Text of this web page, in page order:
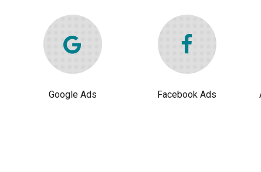
Google Ads Facebook Ads